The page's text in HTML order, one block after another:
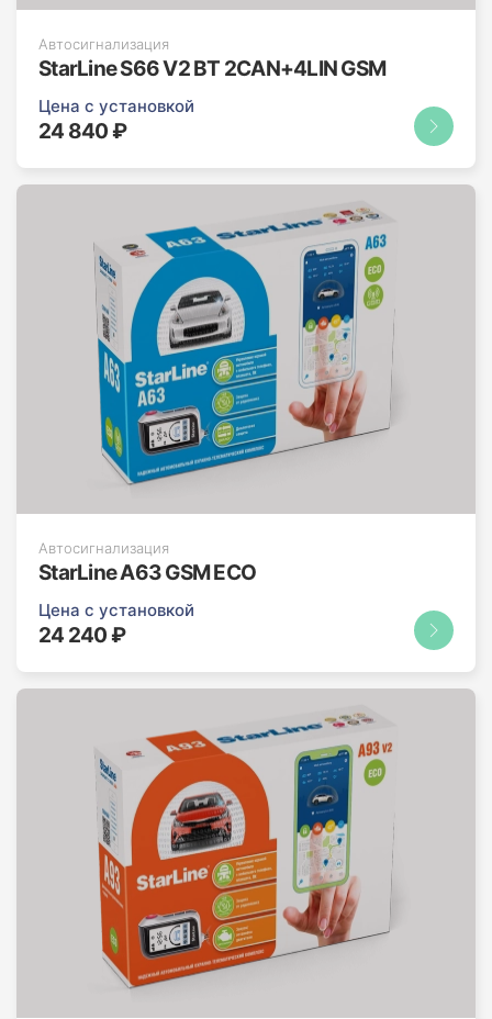
Автосигнализация
StarLine S66 V2 BT 2CAN+4LIN GSM
Цена с установкой
24 840 ₽
Автосигнализация
StarLine A63 GSM ECO
Цена с установкой
24 240 ₽